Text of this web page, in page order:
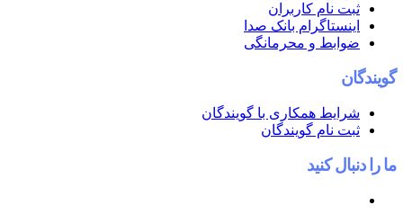
کاربران
بانک صدا
و محرمانگی
همکاری با گویندگان
گویندگان